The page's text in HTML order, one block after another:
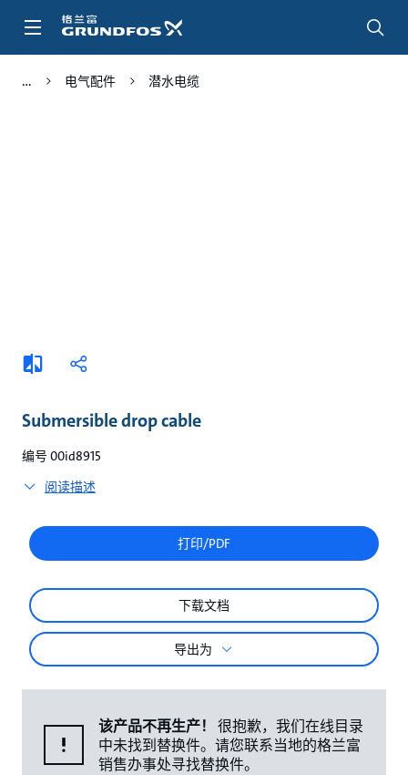
电气配件 潜水电缆
添
加
分
Submersible drop cable
编号 00id8915
阅读描述
打印/PDF
下载文档
导出为
该产品不再生产！
很抱歉，我们在线目录
中未找到替换件。请您联系当地的格兰富
销售办事处寻找替换件。